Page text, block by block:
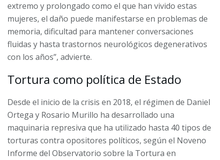
extremo y prolongado como el que han vivido estas
mujeres, el daño puede manifestarse en problemas de
memoria, dificultad para mantener conversaciones
fluidas y hasta trastornos neurológicos degenerativos
con los años”, advierte.
Tortura como política de Estado
Desde el inicio de la crisis en 2018, el régimen de Daniel
Ortega y Rosario Murillo ha desarrollado una
maquinaria represiva que ha utilizado hasta 40 tipos de
torturas contra opositores políticos, según el Noveno
Informe del Observatorio sobre la Tortura en